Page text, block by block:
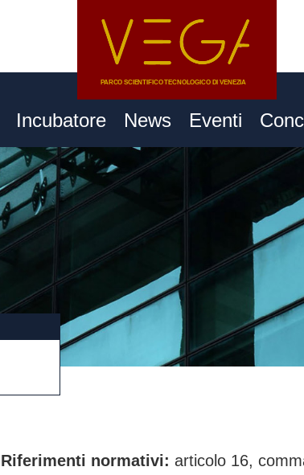
Incubatore News Eventi
Riferimenti normativi: articolo 16,